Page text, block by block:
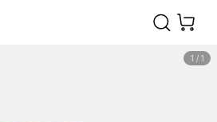
1 / 1